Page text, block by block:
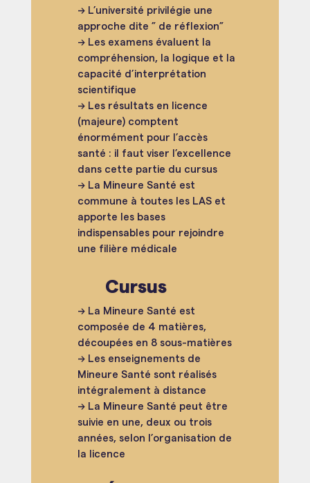
→ L’université privilégie une
approche dite ” de réflexion”
→ Les examens évaluent la
compréhension, la logique et la
capacité d’interprétation
scientifique
→ Les résultats en licence
(majeure) comptent
énormément pour l’accès
santé : il faut viser l’excellence
dans cette partie du cursus
→ La Mineure Santé est
commune à toutes les LAS et
apporte les bases
indispensables pour rejoindre
une filière médicale
Cursus
→ La Mineure Santé est
composée de 4 matières,
découpées en 8 sous-matières
→ Les enseignements de
Mineure Santé sont réalisés
intégralement à distance
→ La Mineure Santé peut être
suivie en une, deux ou trois
années, selon l’organisation de
la licence